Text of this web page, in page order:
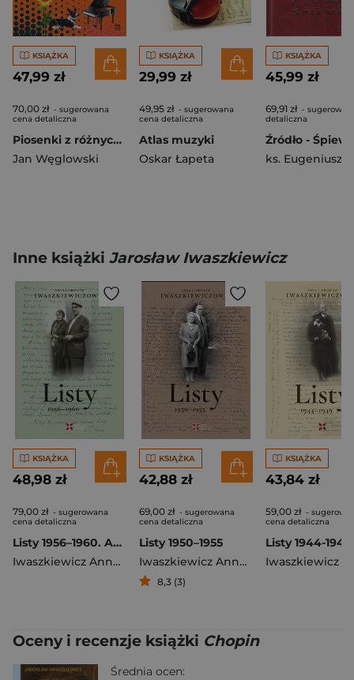
KSIĄŻKA
47,99 zł
70,00 zł - sugerowana
cena detaliczna
Piosenki z różnych stron życia
Jan Węglowski
KSIĄŻKA
29,99 zł
49,95 zł - sugerowana
cena detaliczna
Atlas muzyki
Oskar Łapeta
KSIĄŻKA
45,99 zł
69,91 zł -
detaliczna
Inne książki Jarosław Iwaszkiewicz
KSIĄŻKA
48,98 zł
79,00 zł - sugerowana
cena detaliczna
Listy 1956–1960. Anna i Jarosław Iwaszkiewiczowie
Iwaszkiewicz Anna, Jarosław Iwaszkiewicz
KSIĄŻKA
42,88 zł
69,00 zł - sugerowana
cena detaliczna
Listy 1950–1955
Iwaszkiewicz Anna, Jarosław
8,3 (3)
KSIĄŻKA
43,84 zł
59,00 zł -
cena detaliczna
Oceny i recenzje książki Chopin
Średnia ocen: